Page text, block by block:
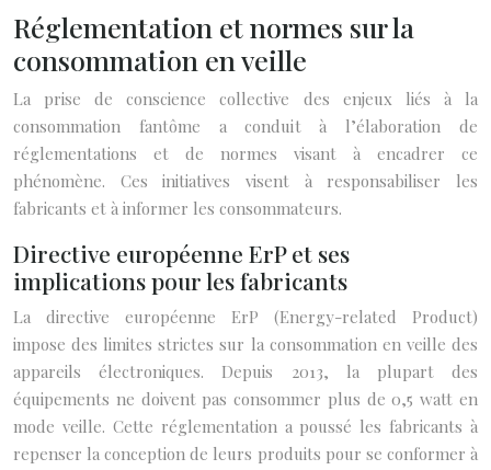
Réglementation et normes sur la
consommation en veille
La prise de conscience collective des enjeux liés à la
consommation fantôme a conduit à l’élaboration de
réglementations et de normes visant à encadrer ce
phénomène. Ces initiatives visent à responsabiliser les
fabricants et à informer les consommateurs.
Directive européenne ErP et ses
implications pour les fabricants
La directive européenne ErP (Energy-related Product)
impose des limites strictes sur la consommation en veille des
appareils électroniques. Depuis 2013, la plupart des
équipements ne doivent pas consommer plus de 0,5 watt en
mode veille. Cette réglementation a poussé les fabricants à
repenser la conception de leurs produits pour se conformer à